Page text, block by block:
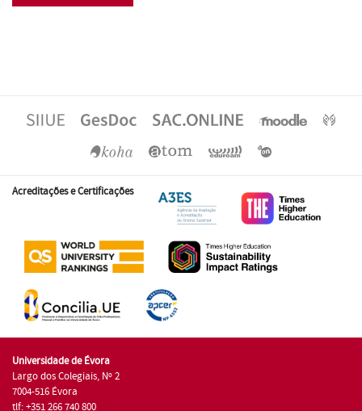
Acreditações e Certificações
Universidade de Évora
Largo dos Colegiais, Nº 2
7004-516 Évora
tlf: +351 266 740 800